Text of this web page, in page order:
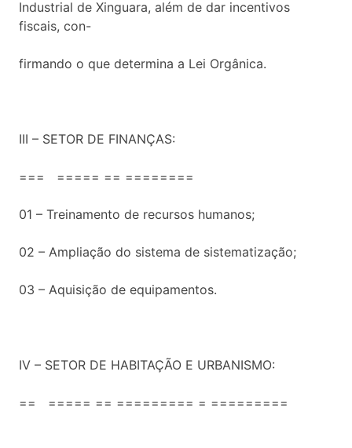
Industrial de Xinguara, além de dar incentivos
fiscais, con-
firmando o que determina a Lei Orgânica.
III – SETOR DE FINANÇAS:
=== ===== == ========
01 – Treinamento de recursos humanos;
02 – Ampliação do sistema de sistematização;
03 – Aquisição de equipamentos.
IV – SETOR DE HABITAÇÃO E URBANISMO:
== ===== == ========= = =========